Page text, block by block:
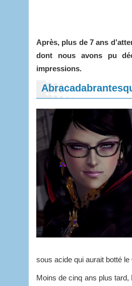
Après, plus de 7 ans
dont nous avons pu
impressions.
sous acide qui aurait botté
Moins de cinq ans plus